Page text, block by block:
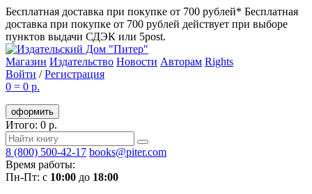
Бесплатная доставка при покупке от 700 рублей* Бесплатная
доставка при покупке от 700 рублей действует при выборе
пунктов выдачи СДЭК или 5post.
Магазин Издательство Новости Авторам Rights
Войти /Регистрация
0 = 0 р.
оформить
Итого: 0 р.
8 (800) 500-42-17 books@piter.com
Время работы:
Пн-Пт: с 10:00 до 18:00